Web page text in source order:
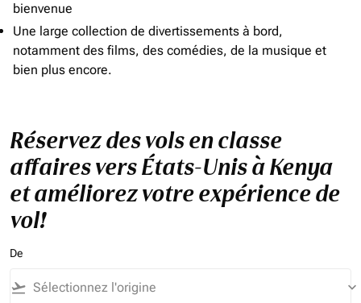
bienvenue
Une large collection de divertissements à bord,
notamment des films, des comédies, de la musique et
bien plus encore.
Réservez des vols en classe
affaires vers États-Unis à Kenya
et améliorez votre expérience de
vol!
De
flight_takeoff keyboard_arrow_down